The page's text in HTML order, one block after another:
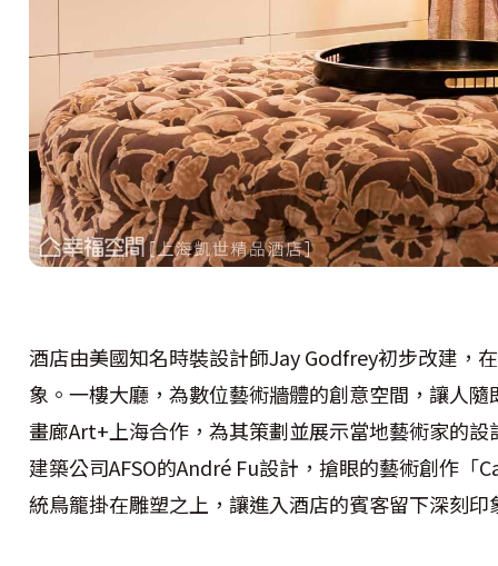
酒店由美國知名時裝設計師Jay Godfrey初步改建，
象。一樓大廳，為數位藝術牆體的創意空間，讓人
畫廊Art+上海合作，為其策劃並展示當地藝術家的
建築公司AFSO的André Fu設計，搶眼的藝術創作「
統鳥籠掛在雕塑之上，讓進入酒店的賓客留下深刻印